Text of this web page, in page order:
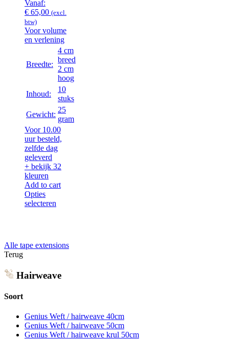
Vanaf:
€ 65,00 (excl.
btw)
Voor volume
en verlening
Breedte:
4 cm
breed
2 cm
hoog
Inhoud:
10
stuks
Gewicht:
25
gram
Voor 10.00
uur besteld,
zelfde dag
geleverd
+ bekijk 32
kleuren
Add to cart
Opties
selecteren
Alle tape extensions
Terug
Hairweave
Soort
Genius Weft / hairweave 40cm
Genius Weft / hairweave 50cm
Genius Weft / hairweave krul 50cm